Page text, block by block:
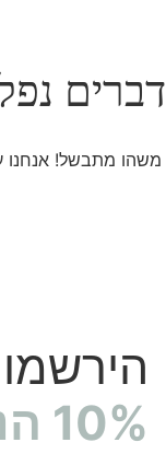
דברים
משהו מתבשל! אנחנו
הירשמו
10% הנחה